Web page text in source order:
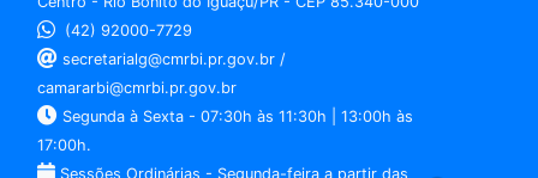
(42) 92000-7729
secretarialg@cmrbi.pr.gov.br /
camararbi@cmrbi.pr.gov.br
Segunda à Sexta - 07:30h às 11:30h | 13:00h às
17:00h.
Sessões Ordinárias - Segunda-feira a partir das